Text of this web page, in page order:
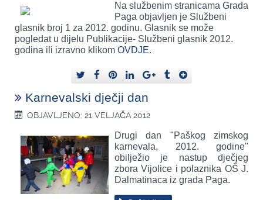
Na službenim stranicama Grada
Paga objavljen je Službeni
glasnik broj 1 za 2012. godinu. Glasnik se može
pogledat u dijelu Publikacije- Službeni glasnik 2012.
godina ili izravno klikom OVDJE.
Karnevalski dječji dan
OBJAVLJENO: 21 VELJAČA 2012
Drugi dan "Paškog zimskog
karnevala, 2012. godine"
obilježio je nastup dječjeg
zbora Vijolice i polaznika OŠ J.
Dalmatinaca iz grada Paga.